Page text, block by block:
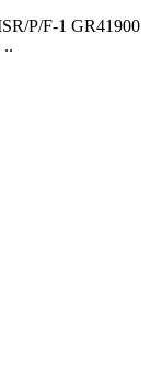
P/F-1 GR41900
..